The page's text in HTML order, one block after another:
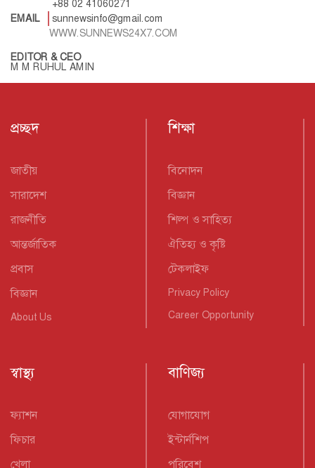
+88 02 41060271
EMAIL
sunnewsinfo@gmail.com
WWW.SUNNEWS24X7.COM
EDITOR & CEO
M M RUHUL AMIN
প্রচ্ছদ
জাতীয়
সারাদেশ
রাজনীতি
আন্তর্জাতিক
প্রবাস
বিজ্ঞান
About Us
শিক্ষা
বিনোদন
বিজ্ঞান
শিল্প ও সাহিত্য
ঐতিহ্য ও কৃষ্টি
টেকলাইফ
Privacy Policy
Career Opportunity
স্বাস্থ্য
ফ্যাশন
ফিচার
খেলা
বাণিজ্য
যোগাযোগ
ইন্টার্নশিপ
পরিবেশ